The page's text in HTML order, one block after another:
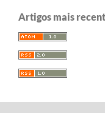
Artigos mais